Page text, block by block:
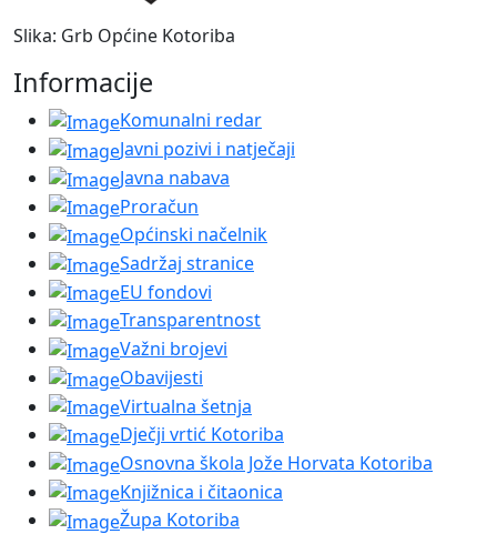
Slika: Grb Općine Kotoriba
Informacije
Komunalni redar
Javni pozivi i natječaji
Javna nabava
Proračun
Općinski načelnik
Sadržaj stranice
EU fondovi
Transparentnost
Važni brojevi
Obavijesti
Virtualna šetnja
Dječji vrtić Kotoriba
Osnovna škola Jože Horvata Kotoriba
Knjižnica i čitaonica
Župa Kotoriba